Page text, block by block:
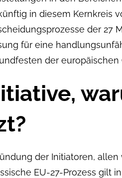
in diesem Kernkreis
der 27
für eine
der europäischen
der Initiatoren,
EU-27-Prozess gilt